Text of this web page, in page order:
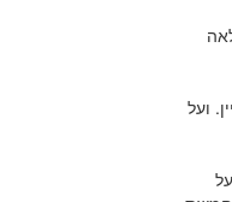
ועל